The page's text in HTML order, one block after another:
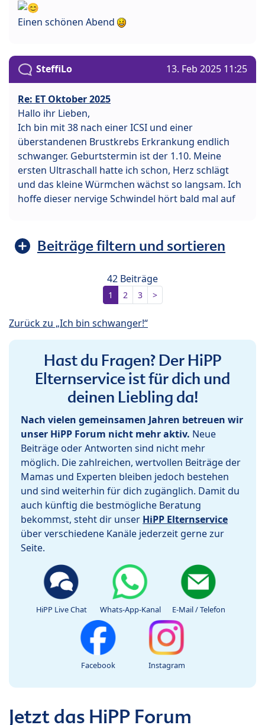
Einen schönen Abend
SteffiLo 13. Feb 2025 11:25
Re: ET Oktober 2025
Hallo ihr Lieben,
Ich bin mit 38 nach einer ICSI und einer
überstandenen Brustkrebs Erkrankung endlich
schwanger. Geburtstermin ist der 1.10. Meine
ersten Ultraschall hatte ich schon, Herz schlägt
und das kleine Würmchen wächst so langsam. Ich
hoffe dieser nervige Schwindel hört bald mal auf
Beiträge filtern und sortieren
42 Beiträge
1 2 3 >
Zurück zu „Ich bin schwanger!“
Hast du Fragen? Der HiPP
Elternservice ist für dich und
deinen Liebling da!
Nach vielen gemeinsamen Jahren betreuen wir
unser HiPP Forum nicht mehr aktiv. Neue
Beiträge oder Antworten sind nicht mehr
möglich. Die zahlreichen, wertvollen Beiträge der
Mamas und Experten bleiben jedoch bestehen
und sind weiterhin für dich zugänglich. Damit du
auch künftig die bestmögliche Beratung
bekommst, steht dir unser HiPP Elternservice
über verschiedene Kanäle jederzeit gerne zur
Seite.
HiPP Live Chat Whats-App-Kanal E-Mail / Telefon
Facebook Instagram
Jetzt das HiPP Forum